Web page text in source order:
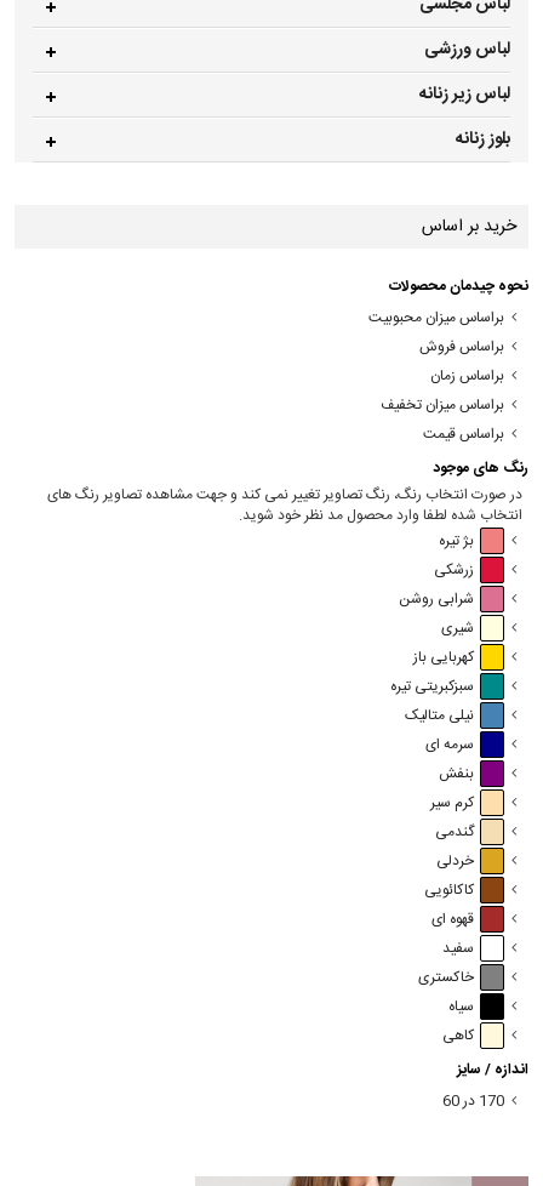
لباس ورزشی
لباس زیر زنانه
بلوز زنانه
خرید بر اساس
نحوه چیدمان محصولات
براساس میزان محبوبیت
براساس فروش
براساس زمان
براساس میزان تخفیف
براساس قیمت
رنگ های موجود
در صورت انتخاب رنگ، رنگ تصاویر تغییر نمی کند و جهت مشاهده تصاویر رنگ های
انتخاب شده لطفا وارد محصول مد نظر خود شوید.
بژ تیره
زرشکی
شرابی روشن
شیری
کهربایی باز
سبزکبریتی تیره
نیلی متالیک
سرمه ای
بنفش
کرم سیر
گندمی
خردلی
کاکائویی
قهوه ای
سفید
خاکستری
سیاه
کاهی
اندازه / سایز
170 در 60